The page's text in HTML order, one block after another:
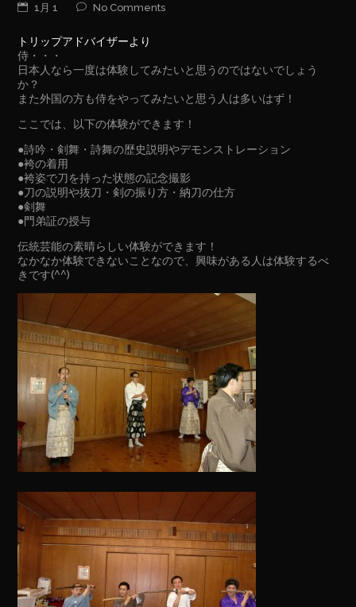
1月 1 No Comments
トリップアドバイザーより
侍・・・
日本人なら一度は体験してみたいと思うのではないでしょう
か？
また外国の方も侍をやってみたいと思う人は多いはず！
ここでは、以下の体験ができます！
●詩吟・剣舞・詩舞の歴史説明やデモンストレーション
●袴の着用
●袴姿で刀を持った状態の記念撮影
●刀の説明や抜刀・剣の振り方・納刀の仕方
●剣舞
●門弟証の授与
伝統芸能の素晴らしい体験ができます！
なかなか体験できないことなので、興味がある人は体験するべ
きです(^^)